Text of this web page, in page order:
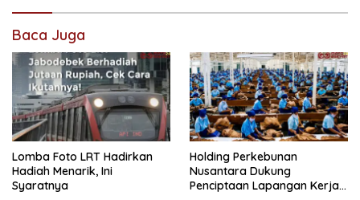
Baca Juga
Lomba Foto LRT Hadirkan
Hadiah Menarik, Ini
Syaratnya
Holding Perkebunan
Nusantara Dukung
Penciptaan Lapangan Kerja,